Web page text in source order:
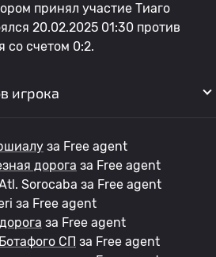
принял участие Тиаго
20.02.2025 01:30 против
со счетом 0:2.
игрока
за Free agent
дорога за Free agent
Sorocaba за Free agent
за Free agent
за Free agent
Ботафого СП за Free agent